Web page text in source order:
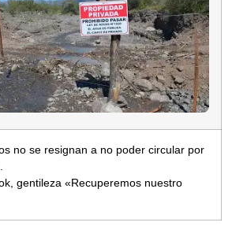
no se resignan a no poder circular por
gentileza «Recuperemos nuestro